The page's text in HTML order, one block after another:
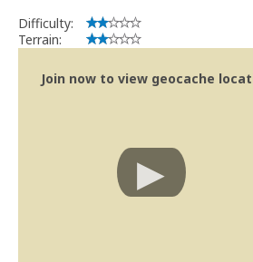
Se no local existe algum container,
Abraço e obrigado pela sua
SUp3rFM
Difficulty:
Terrain:
Join now to view geocache